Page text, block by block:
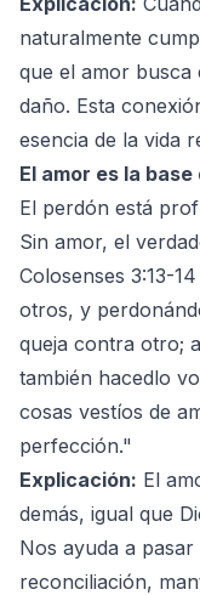
naturalmente
que el amor busca
daño. Esta
esencia de la vida
El amor es la
El perdón está
Sin amor, el
Colosenses 3:13-
otros, y
queja contra otro;
también hacedlo
cosas vestíos de
perfección."
Explicación: El
demás, igual que
Nos ayuda a
reconciliación,